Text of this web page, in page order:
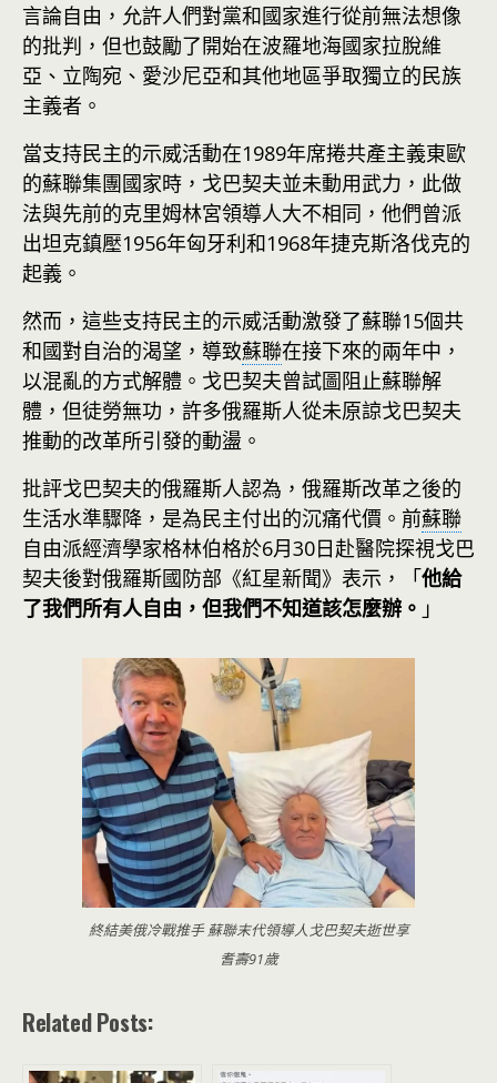
言論自由，允許人們對黨和國家進行從前無法想像
的批判，但也鼓勵了開始在波羅地海國家拉脫維
亞、立陶宛、愛沙尼亞和其他地區爭取獨立的民族
主義者。
當支持民主的示威活動在1989年席捲共產主義東歐
的蘇聯集團國家時，戈巴契夫並未動用武力，此做
法與先前的克里姆林宮領導人大不相同，他們曾派
出坦克鎮壓1956年匈牙利和1968年捷克斯洛伐克的
起義。
然而，這些支持民主的示威活動激發了蘇聯15個共
和國對自治的渴望，導致蘇聯在接下來的兩年中，
以混亂的方式解體。戈巴契夫曾試圖阻止蘇聯解
體，但徒勞無功，許多俄羅斯人從未原諒戈巴契夫
推動的改革所引發的動盪。
批評戈巴契夫的俄羅斯人認為，俄羅斯改革之後的
生活水準驟降，是為民主付出的沉痛代價。前蘇聯
自由派經濟學家格林伯格於6月30日赴醫院探視戈巴
契夫後對俄羅斯國防部《紅星新聞》表示，「他給
了我們所有人自由，但我們不知道該怎麼辦。 」
終結美俄冷戰推手 蘇聯末代領導人戈巴契夫逝世享
耆壽91歲
Related Posts: